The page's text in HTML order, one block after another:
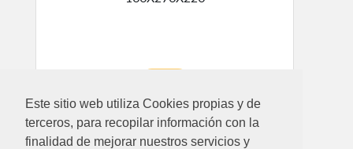
Este sitio web utiliza Cookies propias y de
terceros, para recopilar información con la
finalidad de mejorar nuestros servicios y
FUNDA MESA RECT/OVALADA XL 100X270X220
Ver detalle